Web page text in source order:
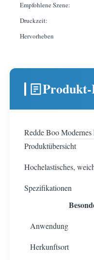
Empfohlene Szene:
Druckzeit:
Hervorheben
Produkt-
Redde Boo
Produktübersicht
Hochelastisches,
Spezifikationen
Anwendung
Herkunftsort